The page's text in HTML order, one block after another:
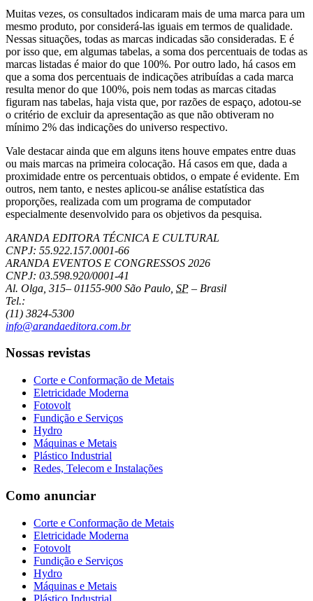
Muitas vezes, os consultados indicaram mais de uma marca para um
mesmo produto, por considerá-las iguais em termos de qualidade.
Nessas situações, todas as marcas indicadas são consideradas. E é
por isso que, em algumas tabelas, a soma dos percentuais de todas as
marcas listadas é maior do que 100%. Por outro lado, há casos em
que a soma dos percentuais de indicações atribuídas a cada marca
resulta menor do que 100%, pois nem todas as marcas citadas
figuram nas tabelas, haja vista que, por razões de espaço, adotou-se
o critério de excluir da apresentação as que não obtiveram no
mínimo 2% das indicações do universo respectivo.
Vale destacar ainda que em alguns itens houve empates entre duas
ou mais marcas na primeira colocação. Há casos em que, dada a
proximidade entre os percentuais obtidos, o empate é evidente. Em
outros, nem tanto, e nestes aplicou-se análise estatística das
proporções, realizada com um programa de computador
especialmente desenvolvido para os objetivos da pesquisa.
ARANDA EDITORA TÉCNICA E CULTURAL
CNPJ: 55.922.157.0001-66
ARANDA EVENTOS E CONGRESSOS 2026
CNPJ: 03.598.920/0001-41
Al. Olga, 315– 01155-900 São Paulo SP – Brasil
Tel.:
(11) 3824-5300
info@arandaeditora.com.br
Nossas revistas
Corte e Conformação de Metais
Eletricidade Moderna
Fotovolt
Fundição e Serviços
Hydro
Máquinas e Metais
Plástico Industrial
Redes, Telecom e Instalações
Como anunciar
Corte e Conformação de Metais
Eletricidade Moderna
Fotovolt
Fundição e Serviços
Hydro
Máquinas e Metais
Plástico Industrial